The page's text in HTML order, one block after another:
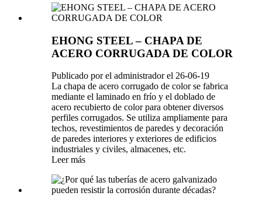
EHONG STEEL – CHAPA DE
ACERO CORRUGADA DE COLOR
Publicado por el administrador el 26-06-19
La chapa de acero corrugado de color se fabrica
mediante el laminado en frío y el doblado de
acero recubierto de color para obtener diversos
perfiles corrugados. Se utiliza ampliamente para
techos, revestimientos de paredes y decoración
de paredes interiores y exteriores de edificios
industriales y civiles, almacenes, etc.
Leer más